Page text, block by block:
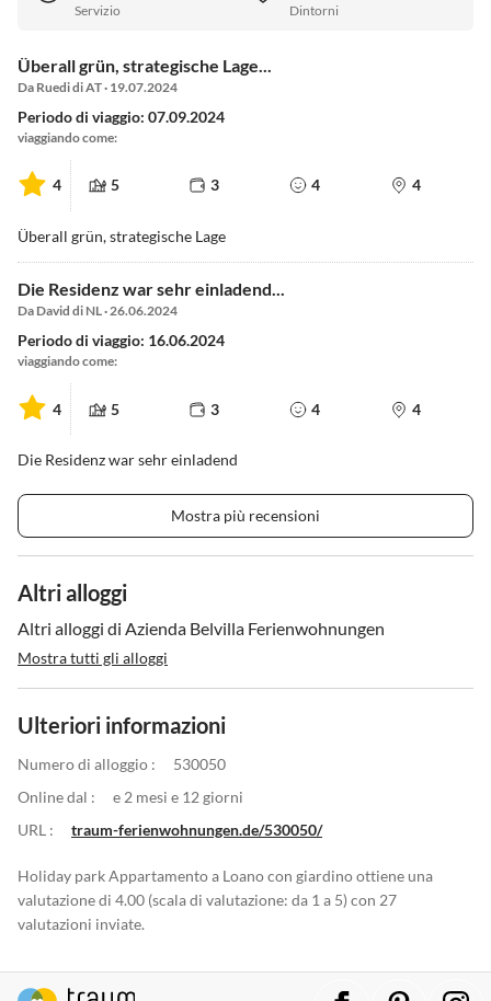
Servizio Dintorni
Überall grün, strategische Lage...
Da Ruedi di AT · 19.07.2024
Periodo di viaggio: 07.09.2024
viaggiando come:
4 5 3 4 4
Überall grün, strategische Lage
Die Residenz war sehr einladend...
Da David di NL · 26.06.2024
Periodo di viaggio: 16.06.2024
viaggiando come:
4 5 3 4 4
Die Residenz war sehr einladend
Mostra più recensioni
Altri alloggi
Altri alloggi di Azienda Belvilla Ferienwohnungen
Mostra tutti gli alloggi
Ulteriori informazioni
Numero di alloggio :
530050
Online dal :
e 2 mesi e 12 giorni
URL :
traum-ferienwohnungen.de/530050/
Holiday park Appartamento a Loano con giardino ottiene una
valutazione di 4.00 (scala di valutazione: da 1 a 5) con 27
valutazioni inviate.